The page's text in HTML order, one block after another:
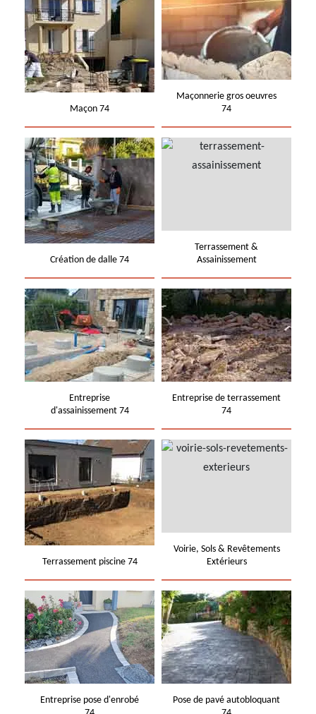
Maçon 74
Maçonnerie gros oeuvres
74
Création de dalle 74
Terrassement &
Assainissement
Entreprise
d'assainissement 74
Entreprise de terrassement
74
Terrassement piscine 74
Voirie, Sols & Revêtements
Extérieurs
Entreprise pose d'enrobé
Pose de pavé autobloquant